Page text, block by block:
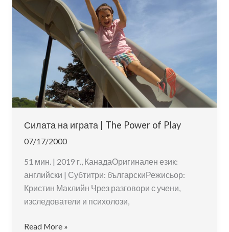
Бахман
Bachmann
seine
Klasse
Силата на играта | The Power of Play
07/17/2000
51 мин. | 2019 г., КанадаОригинален език:
английски | Субтитри: българскиРежисьор:
Кристин Маклийн Чрез разговори с учени,
изследователи и психолози,
Силата
Read More »